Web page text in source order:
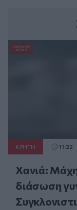
ΚΡΗΤΗ 11:22
Χανιά:
διάσωση